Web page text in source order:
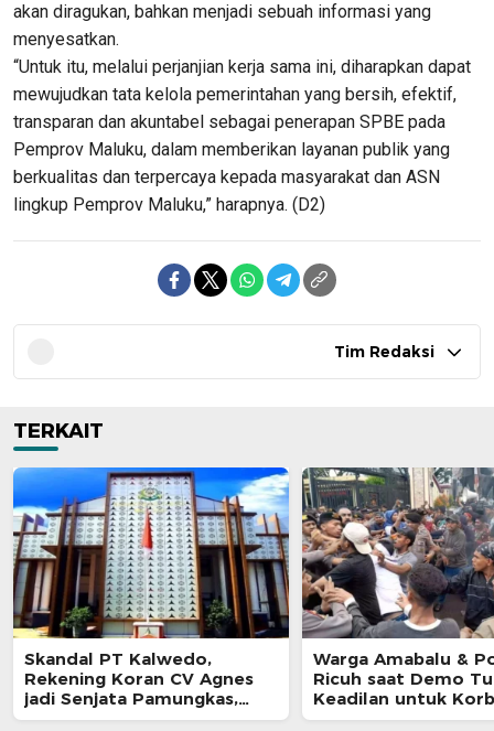
akan diragukan, bahkan menjadi sebuah informasi yang
menyesatkan.
“Untuk itu, melalui perjanjian kerja sama ini, diharapkan dapat
mewujudkan tata kelola pemerintahan yang bersih, efektif,
transparan dan akuntabel sebagai penerapan SPBE pada
Pemprov Maluku, dalam memberikan layanan publik yang
berkualitas dan terpercaya kepada masyarakat dan ASN
lingkup Pemprov Maluku,” harapnya. (D2)
Tim Redaksi
TERKAIT
Skandal PT Kalwedo,
Rekening Koran CV Agnes
jadi Senjata Pamungkas,
Kejati Maluku Diduga “Masuk
Warga Amabalu &
Ricuh saat Demo
Keadilan untuk
Penganiayaan